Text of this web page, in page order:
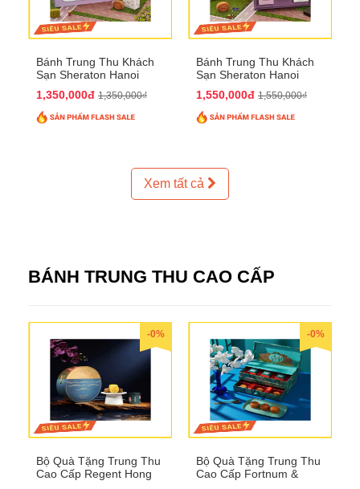
Bánh Trung Thu Khách
Sạn Sheraton Hanoi
1,350,000đ 1,350,000₫
Bánh Trung Thu Khách
Sạn Sheraton Hanoi
1,550,000đ 1,550,000₫
Xem tất cả
BÁNH TRUNG THU CAO CẤP
-0%
Bộ Quà Tặng Trung Thu
Cao Cấp Regent Hong
-0%
Bộ Quà Tặng Trung Thu
Cao Cấp Fortnum &